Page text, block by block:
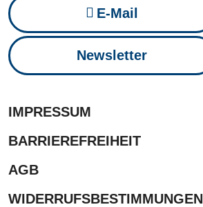
E-Mail
Newsletter
IMPRESSUM
BARRIEREFREIHEIT
AGB
WIDERRUFSBESTIMMUNGEN